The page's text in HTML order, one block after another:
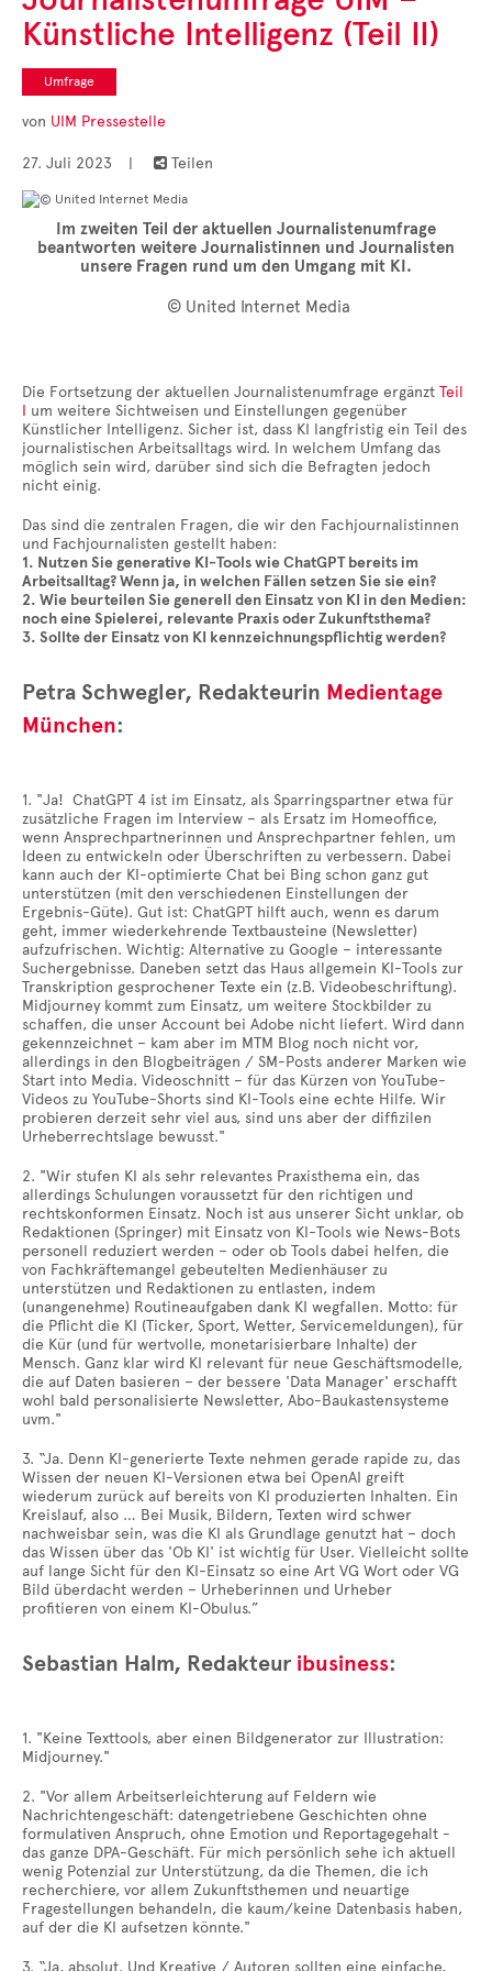
Cases
• Themen-Serien
• Kurzinterviews
Künstliche Intelligenz (Teil II)
Umfrage
von UIM Pressestelle
27. Juli 2023 |  Teilen
Im zweiten Teil der aktuellen Journalistenumfrage
beantworten weitere Journalistinnen und Journalisten
unsere Fragen rund um den Umgang mit KI.
© United Internet Media
Die Fortsetzung der aktuellen Journalistenumfrage ergänzt Teil
I um weitere Sichtweisen und Einstellungen gegenüber
Künstlicher Intelligenz. Sicher ist, dass KI langfristig ein Teil des
journalistischen Arbeitsalltags wird. In welchem Umfang das
möglich sein wird, darüber sind sich die Befragten jedoch
nicht einig.
Das sind die zentralen Fragen, die wir den Fachjournalistinnen
und Fachjournalisten gestellt haben:
1. Nutzen Sie generative KI-Tools wie ChatGPT bereits im
Arbeitsalltag? Wenn ja, in welchen Fällen setzen Sie sie ein?
2. Wie beurteilen Sie generell den Einsatz von KI in den Medien:
noch eine Spielerei, relevante Praxis oder Zukunftsthema?
3. Sollte der Einsatz von KI kennzeichnungspflichtig werden?
Petra Schwegler, Redakteurin Medientage
München:
1. "Ja! ChatGPT 4 ist im Einsatz, als Sparringspartner etwa für
zusätzliche Fragen im Interview – als Ersatz im Homeoffice,
wenn Ansprechpartnerinnen und Ansprechpartner fehlen, um
Ideen zu entwickeln oder Überschriften zu verbessern. Dabei
kann auch der KI-optimierte Chat bei Bing schon ganz gut
unterstützen (mit den verschiedenen Einstellungen der
Ergebnis-Güte). Gut ist: ChatGPT hilft auch, wenn es darum
geht, immer wiederkehrende Textbausteine (Newsletter)
aufzufrischen. Wichtig: Alternative zu Google – interessante
Suchergebnisse. Daneben setzt das Haus allgemein KI-Tools zur
Transkription gesprochener Texte ein (z.B. Videobeschriftung).
Midjourney kommt zum Einsatz, um weitere Stockbilder zu
schaffen, die unser Account bei Adobe nicht liefert. Wird dann
gekennzeichnet – kam aber im MTM Blog noch nicht vor,
allerdings in den Blogbeiträgen / SM-Posts anderer Marken wie
Start into Media. Videoschnitt – für das Kürzen von YouTube-
Videos zu YouTube-Shorts sind KI-Tools eine echte Hilfe. Wir
probieren derzeit sehr viel aus, sind uns aber der diffizilen
Urheberrechtslage bewusst."
2. "Wir stufen KI als sehr relevantes Praxisthema ein, das
allerdings Schulungen voraussetzt für den richtigen und
rechtskonformen Einsatz. Noch ist aus unserer Sicht unklar, ob
Redaktionen (Springer) mit Einsatz von KI-Tools wie News-Bots
personell reduziert werden – oder ob Tools dabei helfen, die
von Fachkräftemangel gebeutelten Medienhäuser zu
unterstützen und Redaktionen zu entlasten, indem
(unangenehme) Routineaufgaben dank KI wegfallen. Motto: für
die Pflicht die KI (Ticker, Sport, Wetter, Servicemeldungen), für
die Kür (und für wertvolle, monetarisierbare Inhalte) der
Mensch. Ganz klar wird KI relevant für neue Geschäftsmodelle,
die auf Daten basieren – der bessere 'Data Manager' erschafft
wohl bald personalisierte Newsletter, Abo-Baukastensysteme
uvm."
3. “Ja. Denn KI-generierte Texte nehmen gerade rapide zu, das
Wissen der neuen KI-Versionen etwa bei OpenAI greift
wiederum zurück auf bereits von KI produzierten Inhalten. Ein
Kreislauf, also … Bei Musik, Bildern, Texten wird schwer
nachweisbar sein, was die KI als Grundlage genutzt hat – doch
das Wissen über das 'Ob KI' ist wichtig für User. Vielleicht sollte
auf lange Sicht für den KI-Einsatz so eine Art VG Wort oder VG
Bild überdacht werden – Urheberinnen und Urheber
profitieren von einem KI-Obulus.”
Sebastian Halm, Redakteur ibusiness:
1. "Keine Texttools, aber einen Bildgenerator zur Illustration:
Midjourney."
2. "Vor allem Arbeitserleichterung auf Feldern wie
Nachrichtengeschäft: datengetriebene Geschichten ohne
formulativen Anspruch, ohne Emotion und Reportagegehalt -
das ganze DPA-Geschäft. Für mich persönlich sehe ich aktuell
wenig Potenzial zur Unterstützung, da die Themen, die ich
recherchiere, vor allem Zukunftsthemen und neuartige
Fragestellungen behandeln, die kaum/keine Datenbasis haben,
auf der die KI aufsetzen könnte."